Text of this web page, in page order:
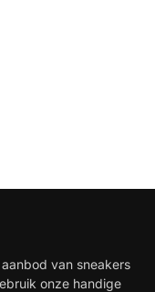
van sneakers
onze handige